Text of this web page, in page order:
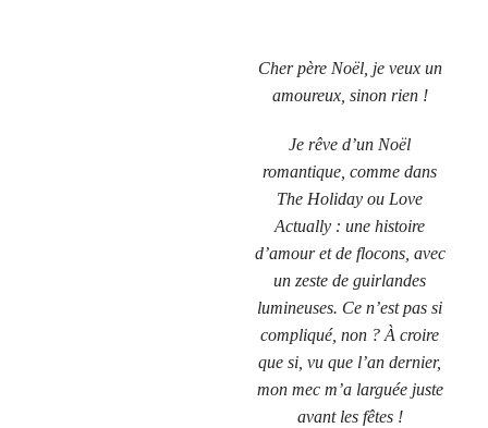
Cher père Noël, je veux un
amoureux, sinon rien !
Je rêve d’un Noël
romantique, comme dans
The Holiday ou Love
Actually : une histoire
d’amour et de flocons, avec
un zeste de guirlandes
lumineuses. Ce n’est pas si
compliqué, non ? À croire
que si, vu que l’an dernier,
mon mec m’a larguée juste
avant les fêtes !